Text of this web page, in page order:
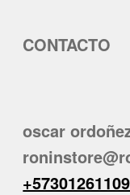
CONTACTO
oscar